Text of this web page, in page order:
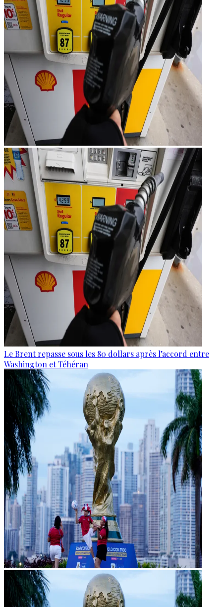
Le Brent repasse sous les 80 dollars après l’accord entre
Washington et Téhéran